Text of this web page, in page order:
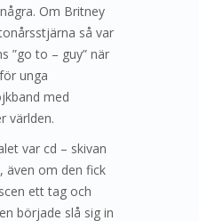
Om Britney
så var
”go to – guy” när
unga
med
världen.
var cd – skivan
även om den fick
ett tag och
började slå sig in